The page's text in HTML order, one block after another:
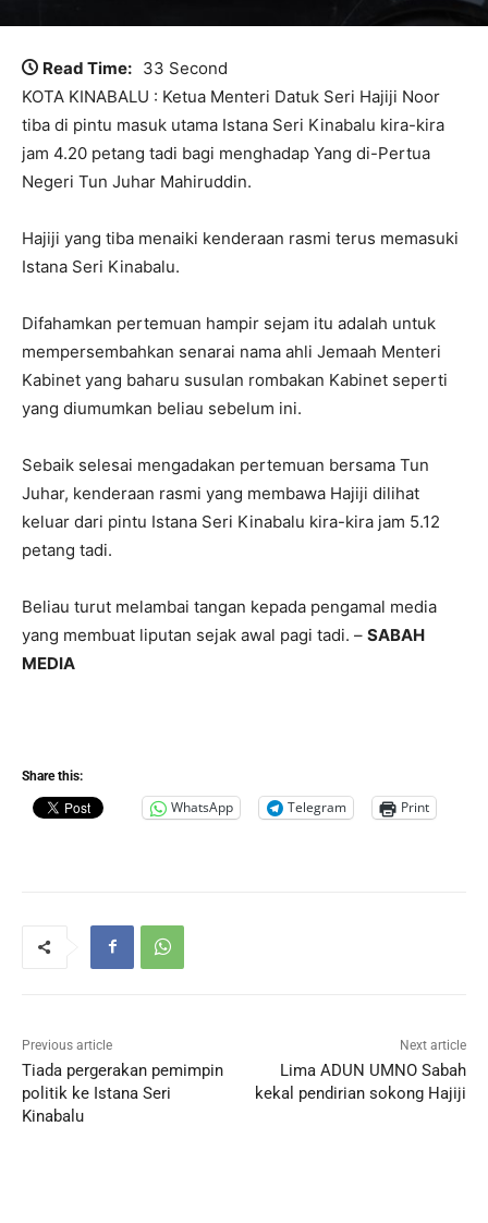
Read Time: 33 Second
KOTA KINABALU : Ketua Menteri Datuk Seri Hajiji Noor
tiba di pintu masuk utama Istana Seri Kinabalu kira-kira
jam 4.20 petang tadi bagi menghadap Yang di-Pertua
Negeri Tun Juhar Mahiruddin.
Hajiji yang tiba menaiki kenderaan rasmi terus memasuki
Istana Seri Kinabalu.
Difahamkan pertemuan hampir sejam itu adalah untuk
mempersembahkan senarai nama ahli Jemaah Menteri
Kabinet yang baharu susulan rombakan Kabinet seperti
yang diumumkan beliau sebelum ini.
Sebaik selesai mengadakan pertemuan bersama Tun
Juhar, kenderaan rasmi yang membawa Hajiji dilihat
keluar dari pintu Istana Seri Kinabalu kira-kira jam 5.12
petang tadi.
Beliau turut melambai tangan kepada pengamal media
yang membuat liputan sejak awal pagi tadi. – SABAH
MEDIA
Share this:
WhatsApp Telegram Print
Previous article
Tiada pergerakan pemimpin
politik ke Istana Seri
Kinabalu
Next article
Lima ADUN UMNO Sabah
kekal pendirian sokong Hajiji